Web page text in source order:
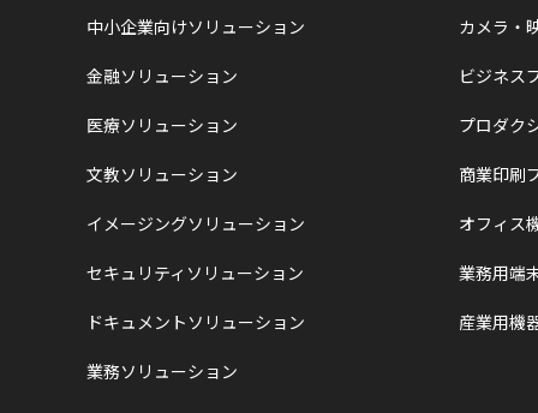
中小企業向けソリューション
金融ソリューション
医療ソリューション
文教ソリューション
イメージングソリューション
セキュリティソリューション
ドキュメントソリューション
業務ソリューション
カメラ・
ビジネス
プロダク
商業印刷
オフィス
業務用端
産業用機